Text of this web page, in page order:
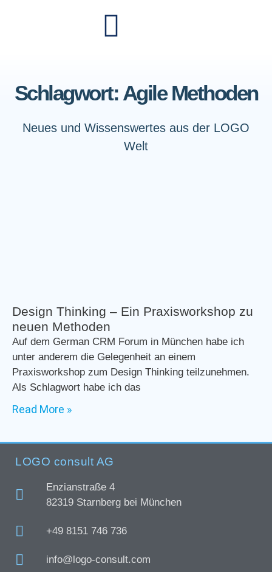
Schlagwort: Agile Methoden
Neues und Wissenswertes aus der LOGO
Welt
Design Thinking – Ein Praxisworkshop zu
neuen Methoden
Auf dem German CRM Forum in München habe ich
unter anderem die Gelegenheit an einem
Praxisworkshop zum Design Thinking teilzunehmen.
Als Schlagwort habe ich das
Read More »
LOGO consult AG
Enzianstraße 4
82319 Starnberg bei München
+49 8151 746 736
info@logo-consult.com